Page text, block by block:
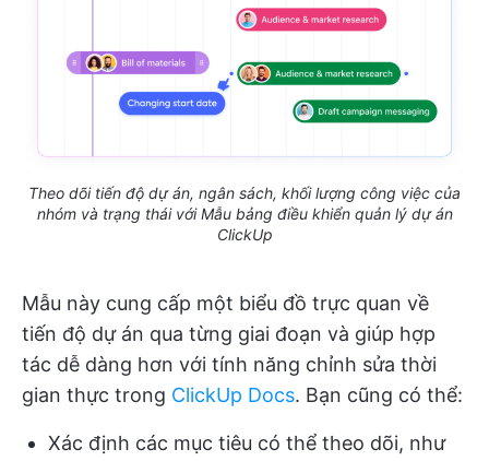
Theo dõi tiến độ dự án, ngân sách, khối lượng công việc của
nhóm và trạng thái với Mẫu bảng điều khiển quản lý dự án
ClickUp
Mẫu này cung cấp một biểu đồ trực quan về
tiến độ dự án qua từng giai đoạn và giúp hợp
tác dễ dàng hơn với tính năng chỉnh sửa thời
gian thực trong ClickUp Docs. Bạn cũng có thể:
Xác định các mục tiêu có thể theo dõi, như